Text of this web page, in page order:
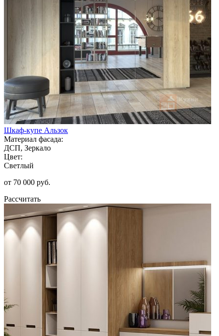
Шкаф-купе Альзок
Материал фасада:
ДСП, Зеркало
Цвет:
Светлый
от 70 000 руб.
Рассчитать